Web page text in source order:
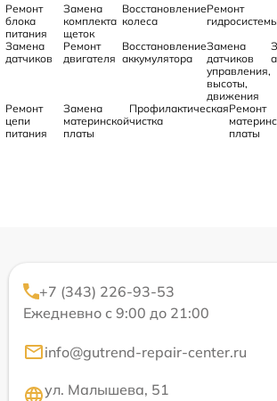
Ремонт
блока
питания
Замена
комплекта
щеток
Восстановление
колеса
Ремонт
гидросистемы
Замена
датчиков
Ремонт
двигателя
Восстановление
аккумулятора
Замена
датчиков
управления,
высоты,
движения
Ремонт
цепи
питания
Замена
материнской
платы
Профилактическая
чистка
Ремонт
платы
+7 (343) 226-93-53
Ежедневно с 9:00 до 21:00
info@gutrend-repair-center.ru
ул. Малышева, 51